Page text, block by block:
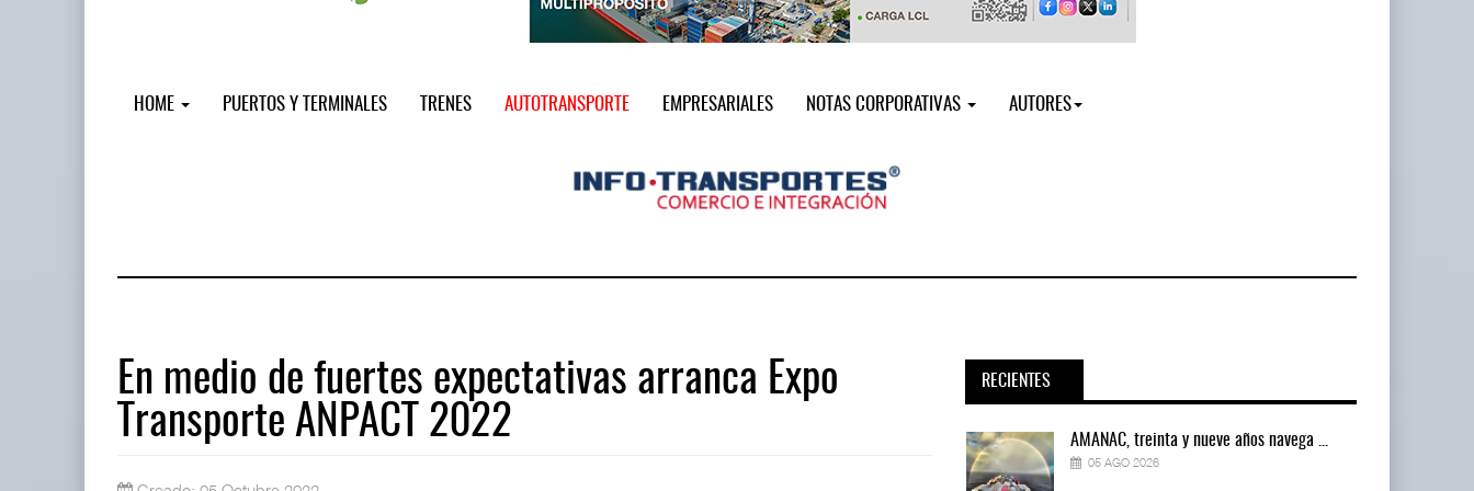
HOME PUERTOS Y TERMINALES TRENES AUTOTRANSPORTE EMPRESARIALES NOTAS CORPORATIVAS AUTORES
En medio de fuertes expectativas arranca Expo
Transporte ANPACT 2022
RECIENTES
AMANAC, treinta y nueve años navega ... AMANAC, treinta y nueve años navega ...
05 AGO 2026